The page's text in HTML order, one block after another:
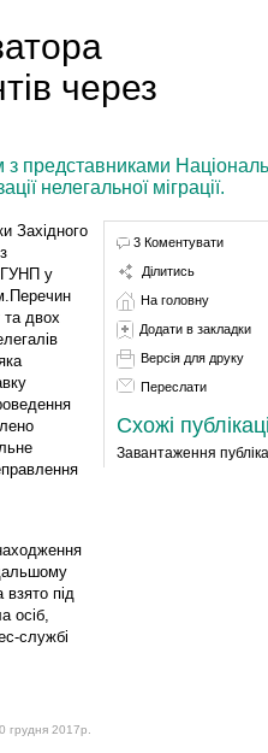
через
представниками
нелегальної міграції.
Західного
ГУНП у
двох
під
осіб,
службі
грудня 2017р.
3 Коментувати
Ділитись
На головну
Додати в закладки
Версія для друку
Переслати
Схожі
Завантаження